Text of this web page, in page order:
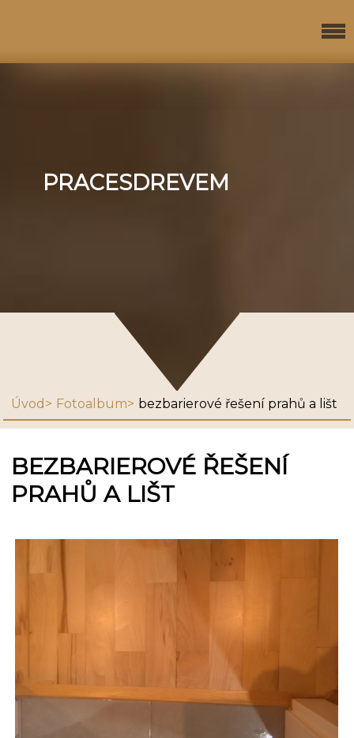
PRACESDREVEM
Úvod Fotoalbum bezbarierové řešení prahů a lišt
BEZBARIEROVÉ ŘEŠENÍ
PRAHŮ A LIŠT